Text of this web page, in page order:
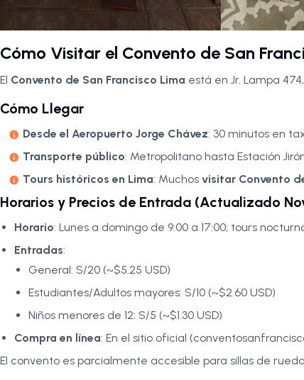
Cómo Visitar el Convento de San
El Convento de San Francisco Lima está en Jr. Lampa
Cómo Llegar
Desde el Aeropuerto Jorge Chávez: 30 minutos en
Transporte público: Metropolitano hasta Estación
Tours históricos en Lima: Muchos visitar Convento
Horarios y Precios de Entrada (Actualizado
Horario: Lunes a domingo de 9:00 a 17:00; tours
Entradas:
General: S/20 (~$5.25 USD)
Estudiantes/Adultos mayores: S/10 (~$2.60 USD)
Niños menores de 12: S/5 (~$1.30 USD)
Compra en línea: En el sitio oficial
El convento es parcialmente accesible para sillas de